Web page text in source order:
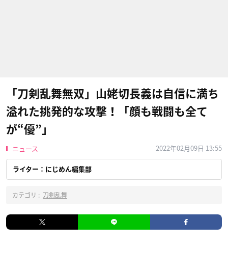
「刀剣乱舞無双」山姥切長義は自信に満ち
溢れた挑発的な攻撃！「顔も戦闘も全て
が“優”」
ニュース 2022年02月09日 13:55
ライター：にじめん編集部
カテゴリ : 刀剣乱舞